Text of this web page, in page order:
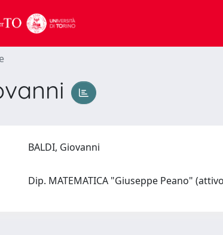
BALDI, Giovanni
Dip. MATEMATICA "Giuseppe Peano"